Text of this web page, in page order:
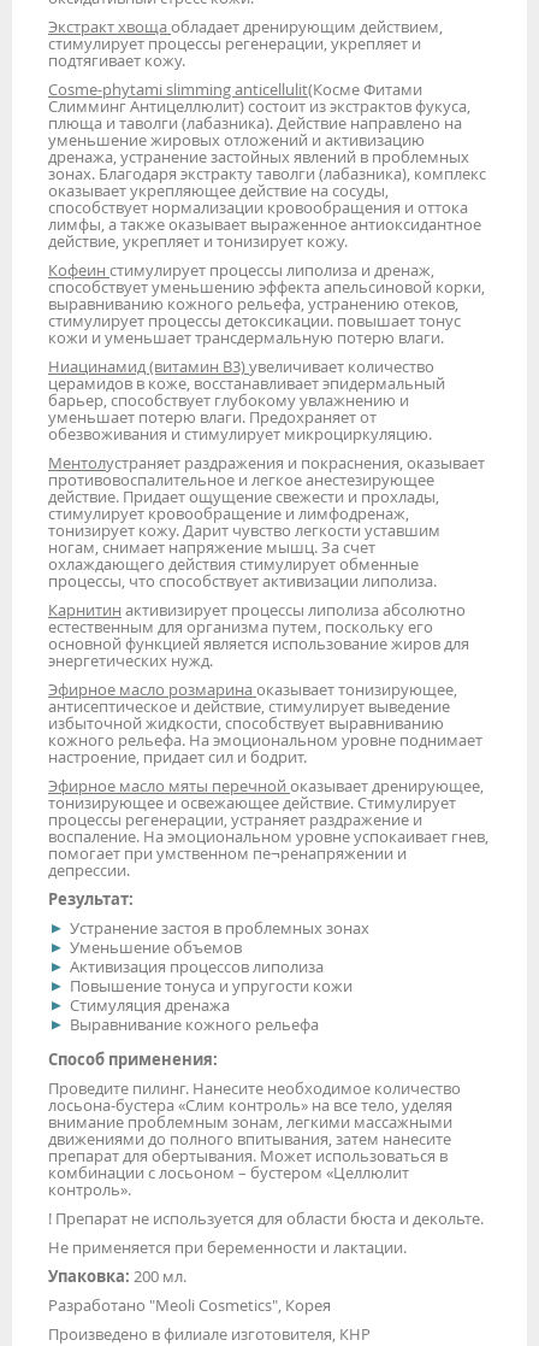
Экстракт хвоща обладает дренирующим действием,
стимулирует процессы регенерации, укрепляет и
подтягивает кожу.
Cosme-phytami slimming anticellulit(Косме Фитами
Слимминг Антицеллюлит) состоит из экстрактов фукуса,
плюща и таволги (лабазника). Действие направлено на
уменьшение жировых отложений и активизацию
дренажа, устранение застойных явлений в проблемных
зонах. Благодаря экстракту таволги (лабазника), комплекс
оказывает укрепляющее действие на сосуды,
способствует нормализации кровообращения и оттока
лимфы, а также оказывает выраженное антиоксидантное
действие, укрепляет и тонизирует кожу.
Кофеин стимулирует процессы липолиза и дренаж,
способствует уменьшению эффекта апельсиновой корки,
выравниванию кожного рельефа, устранению отеков,
стимулирует процессы детоксикации. повышает тонус
кожи и уменьшает трансдермальную потерю влаги.
Ниацинамид (витамин В3)увеличивает количество
церамидов в коже, восстанавливает эпидермальный
барьер, способствует глубокому увлажнению и
уменьшает потерю влаги. Предохраняет от
обезвоживания и стимулирует микроциркуляцию.
Ментолустраняет раздражения и покраснения, оказывает
противовоспалительное и легкое анестезирующее
действие. Придает ощущение свежести и прохлады,
стимулирует кровообращение и лимфодренаж,
тонизирует кожу. Дарит чувство легкости уставшим
ногам, снимает напряжение мышц. За счет
охлаждающего действия стимулирует обменные
процессы, что способствует активизации липолиза.
Карнитин активизирует процессы липолиза абсолютно
естественным для организма путем, поскольку его
основной функцией является использование жиров для
энергетических нужд.
Эфирное масло розмарина оказывает тонизирующее,
антисептическое и действие, стимулирует выведение
избыточной жидкости, способствует выравниванию
кожного рельефа. На эмоциональном уровне поднимает
настроение, придает сил и бодрит.
Эфирное масло мяты перечной оказывает дренирующее,
тонизирующее и освежающее действие. Стимулирует
процессы регенерации, устраняет раздражение и
воспаление. На эмоциональном уровне успокаивает гнев,
помогает при умственном пе¬ренапряжении и
депрессии.
Результат:
Устранение застоя в проблемных зонах
Уменьшение объемов
Активизация процессов липолиза
Повышение тонуса и упругости кожи
Стимуляция дренажа
Выравнивание кожного рельефа
Способ применения:
Проведите пилинг. Нанесите необходимое количество
лосьона-бустера «Слим контроль» на все тело, уделяя
внимание проблемным зонам, легкими массажными
движениями до полного впитывания, затем нанесите
препарат для обертывания. Может использоваться в
комбинации с лосьоном – бустером «Целлюлит
контроль».
! Препарат не используется для области бюста и декольте.
Не применяется при беременности и лактации.
Упаковка: 200 мл.
Разработано "Meoli Cosmetics", Корея
Произведено в филиале изготовителя, КНР